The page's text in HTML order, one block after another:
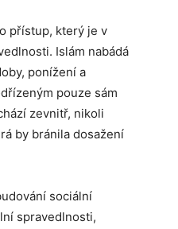
přístup, který je v
Islám nabádá
ponížení a
pouze sám
zevnitř, nikoli
by bránila dosažení
sociální
spravedlnosti,